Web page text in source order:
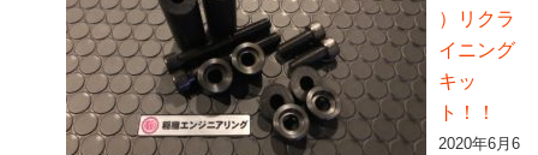
）リクラ
イニング
キッ
ト！！
2020年6月6